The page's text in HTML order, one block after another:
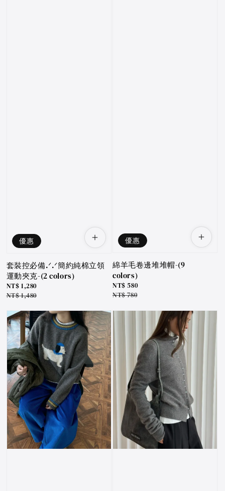
優惠
套裝控必備.ᐟ.ᐟ簡約純棉立領
運動夾克-(2 colors)
Sale
price
NT$ 1,280
Regular
NT$ 1,480
優惠
綿羊毛卷邊堆堆帽-(9
colors)
Sale
price
NT$ 580
Regular
NT$ 780